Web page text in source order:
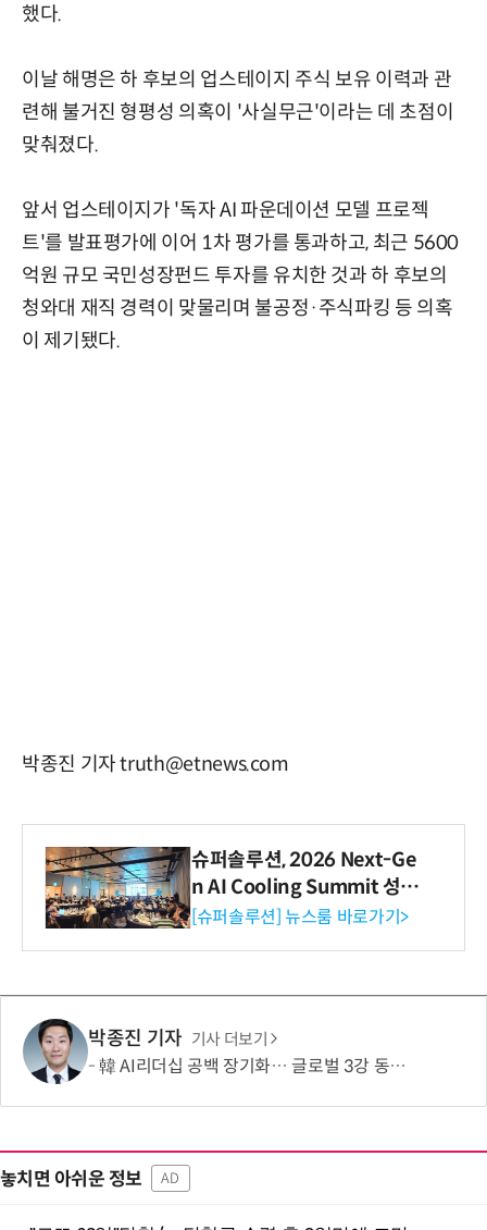
했다.
이날 해명은 하 후보의 업스테이지 주식 보유 이력과 관
련해 불거진 형평성 의혹이 '사실무근'이라는 데 초점이
맞춰졌다.
앞서 업스테이지가 '독자 AI 파운데이션 모델 프로젝
트'를 발표평가에 이어 1차 평가를 통과하고, 최근 5600
억원 규모 국민성장펀드 투자를 유치한 것과 하 후보의
청와대 재직 경력이 맞물리며 불공정·주식파킹 등 의혹
이 제기됐다.
박종진 기자 truth@etnews.com
슈퍼솔루션, 2026 Next-Ge
n AI Cooling Summit 성황
리 성료
[슈퍼솔루션] 뉴스룸 바로가기>
박종진 기자 기사 더보기
韓 AI리더십 공백 장기화… 글로벌 3강 동력 꺼져간다
놓치면 아쉬운 정보 AD